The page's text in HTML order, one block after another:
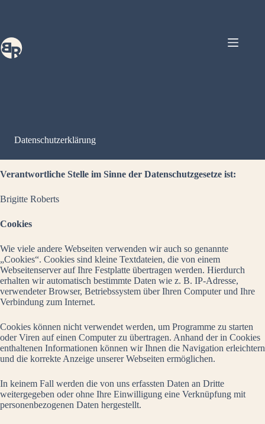
Datenschutzerklärung
Verantwortliche Stelle im Sinne der Datenschutzgesetze ist:
Brigitte Roberts
Cookies
Wie viele andere Webseiten verwenden wir auch so genannte
„Cookies“. Cookies sind kleine Textdateien, die von einem
Webseitenserver auf Ihre Festplatte übertragen werden. Hierdurch
erhalten wir automatisch bestimmte Daten wie z. B. IP-Adresse,
verwendeter Browser, Betriebssystem über Ihren Computer und Ihre
Verbindung zum Internet.
Cookies können nicht verwendet werden, um Programme zu starten
oder Viren auf einen Computer zu übertragen. Anhand der in Cookies
enthaltenen Informationen können wir Ihnen die Navigation erleichtern
und die korrekte Anzeige unserer Webseiten ermöglichen.
In keinem Fall werden die von uns erfassten Daten an Dritte
weitergegeben oder ohne Ihre Einwilligung eine Verknüpfung mit
personenbezogenen Daten hergestellt.